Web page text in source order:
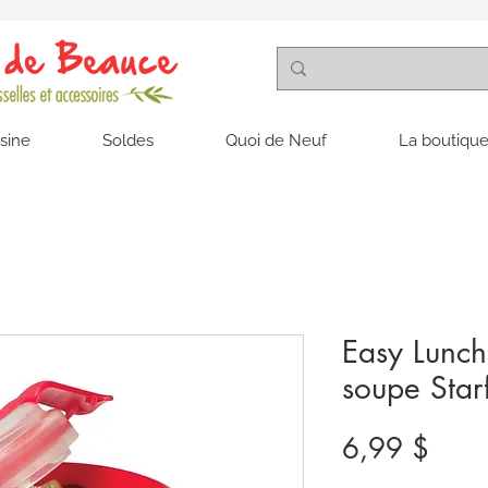
Soldes Quoi de Neuf La
Easy
soupe
6,99 $